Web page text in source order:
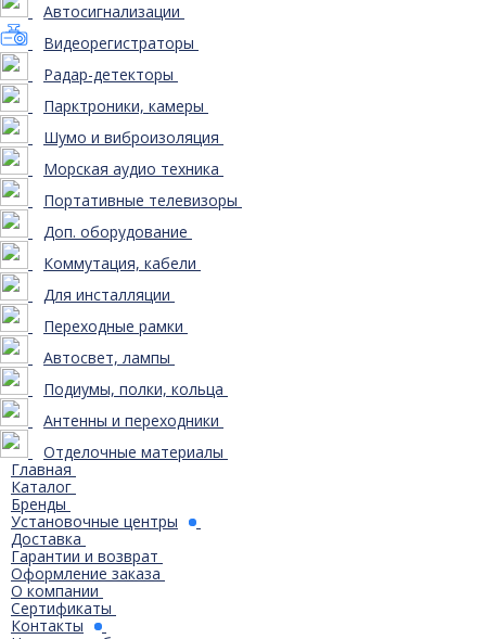
Автосигнализации
Видеорегистраторы
Радар-детекторы
Парктроники, камеры
Шумо и виброизоляция
Морская аудио техника
Портативные телевизоры
Доп. оборудование
Коммутация, кабели
Для инсталляции
Переходные рамки
Автосвет, лампы
Подиумы, полки, кольца
Антенны и переходники
Отделочные материалы
Главная
Каталог
Бренды
Установочные центры
Доставка
Гарантии и возврат
Оформление заказа
О компании
Сертификаты
Контакты